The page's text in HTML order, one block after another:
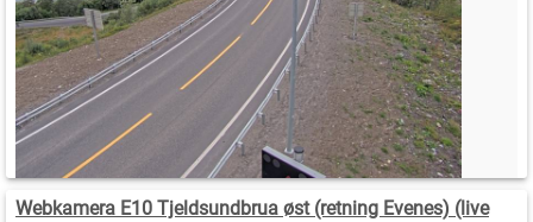
Webkamera E10 Tjeldsundbrua øst (retning Evenes) (live